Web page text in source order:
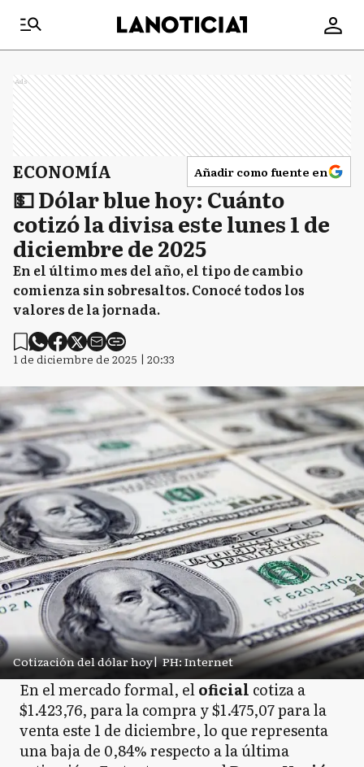
Ads
ECONOMÍA Añadir como fuente en
💵 Dólar blue hoy: Cuánto
cotizó la divisa este lunes 1 de
diciembre de 2025
En el último mes del año, el tipo de cambio
comienza sin sobresaltos. Conocé todos los
valores de la jornada.
1 de diciembre de 2025 | 20:33
Cotización del dólar hoy| PH: Internet
En el mercado formal, eloficial cotiza a
$1.423,76, para la compra y $1.475,07 para la
venta este 1 de diciembre, lo que representa
una baja de 0,84% respecto a la última